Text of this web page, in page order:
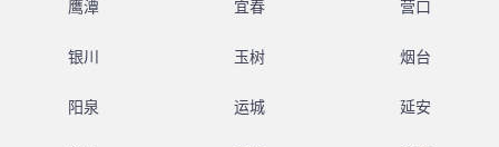
鹰潭 宜春 营口
银川 玉树 烟台
阳泉 运城 延安